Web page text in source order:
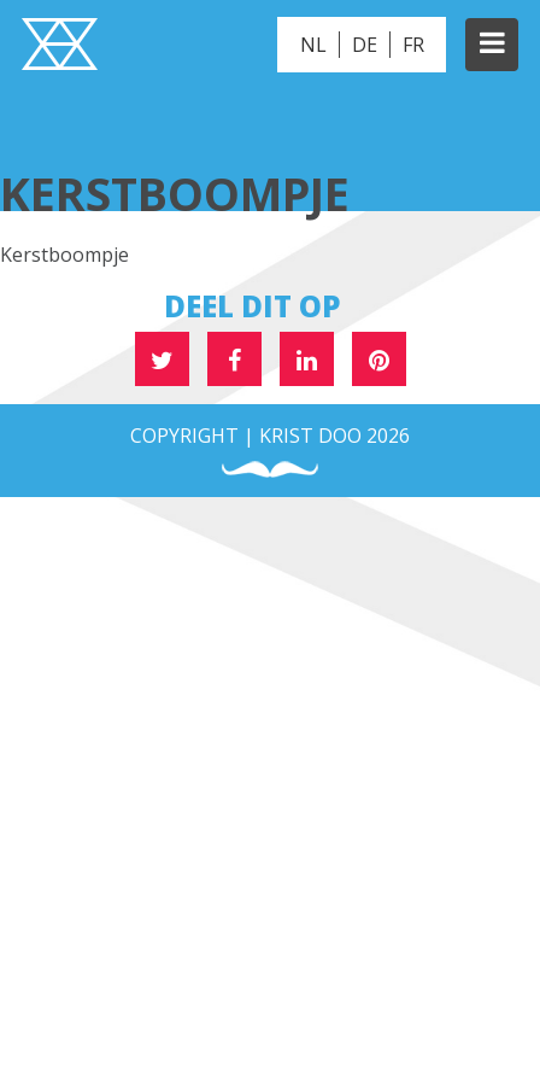
NL DE FR
KERSTBOOMPJE
Kerstboompje
DEEL DIT OP
COPYRIGHT | KRIST DOO 2026